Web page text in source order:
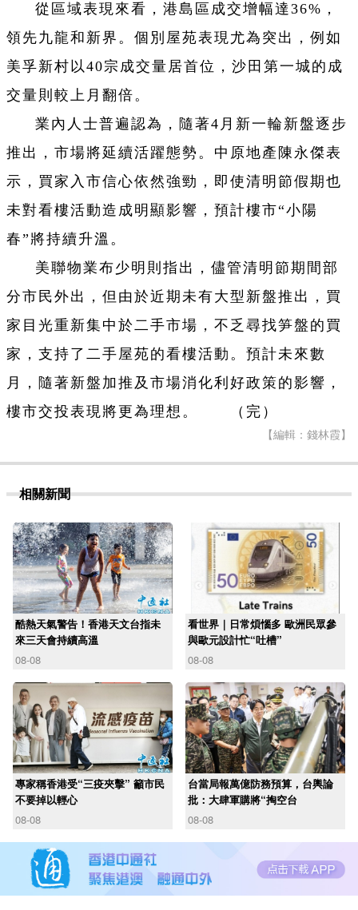
從區域表現來看，港島區成交增幅達36%，
領先九龍和新界。個別屋苑表現尤為突出，例如
美孚新村以40宗成交量居首位，沙田第一城的成
交量則較上月翻倍。
業內人士普遍認為，隨著4月新一輪新盤逐步
推出，市場將延續活躍態勢。中原地產陳永傑表
示，買家入市信心依然強勁，即使清明節假期也
未對看樓活動造成明顯影響，預計樓市“小陽
春”將持續升溫。
美聯物業布少明則指出，儘管清明節期間部
分市民外出，但由於近期未有大型新盤推出，買
家目光重新集中於二手市場，不乏尋找笋盤的買
家，支持了二手屋苑的看樓活動。預計未來數
月，隨著新盤加推及市場消化利好政策的影響，
樓市交投表現將更為理想。 （完）
【編輯：錢林霞】
相關新聞
酷熱天氣警告！香港天文台指未
來三天會持續高溫
08-08
看世界｜日常煩惱多 歐洲民眾參
與歐元設計忙“吐槽”
08-08
專家稱香港受“三疫夾擊” 籲市民
不要掉以輕心
08-08
台當局報萬億防務預算，台輿論
批：大肆軍購將“掏空台
08-08